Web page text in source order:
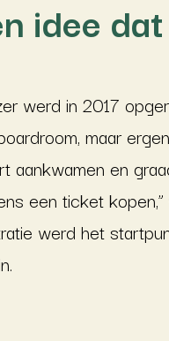
idee
werd in 2017
maar
aankwamen en
een ticket
werd het